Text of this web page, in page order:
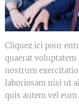
Cliquez ici pour
quaerat
nostrum
laboriosam nisi ut
quis autem vel